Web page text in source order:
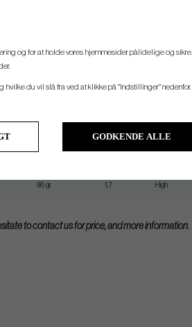
Weight Torque Spin
98 gr 1,7 High
to contact us for price, and more information.
og for at holde vores hjemmesider pålidelige og sikre.
du vil slå fra ved at klikke på "Indstillinger" nedenfor.
GODKENDE ALLE